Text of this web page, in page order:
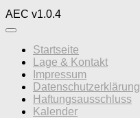
AEC v1.0.4
Startseite
Lage & Kontakt
Impressum
Datenschutzerklärung
Haftungsausschluss
Kalender